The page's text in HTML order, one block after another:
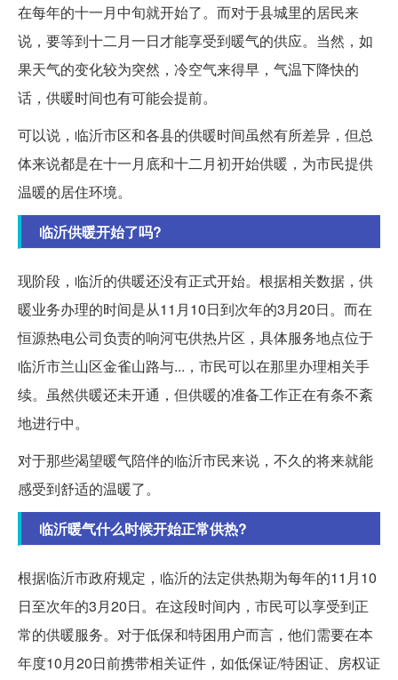
在每年的十一月中旬就开始了。而对于县城里的居民来
说，要等到十二月一日才能享受到暖气的供应。当然，如
果天气的变化较为突然，冷空气来得早，气温下降快的
话，供暖时间也有可能会提前。
可以说，临沂市区和各县的供暖时间虽然有所差异，但总
体来说都是在十一月底和十二月初开始供暖，为市民提供
温暖的居住环境。
临沂供暖开始了吗?
现阶段，临沂的供暖还没有正式开始。根据相关数据，供
暖业务办理的时间是从11月10日到次年的3月20日。而在
恒源热电公司负责的响河屯供热片区，具体服务地点位于
临沂市兰山区金雀山路与...，市民可以在那里办理相关手
续。虽然供暖还未开通，但供暖的准备工作正在有条不紊
地进行中。
对于那些渴望暖气陪伴的临沂市民来说，不久的将来就能
感受到舒适的温暖了。
临沂暖气什么时候开始正常供热?
根据临沂市政府规定，临沂的法定供热期为每年的11月10
日至次年的3月20日。在这段时间内，市民可以享受到正
常的供暖服务。对于低保和特困用户而言，他们需要在本
年度10月20日前携带相关证件，如低保证/特困证、房权证